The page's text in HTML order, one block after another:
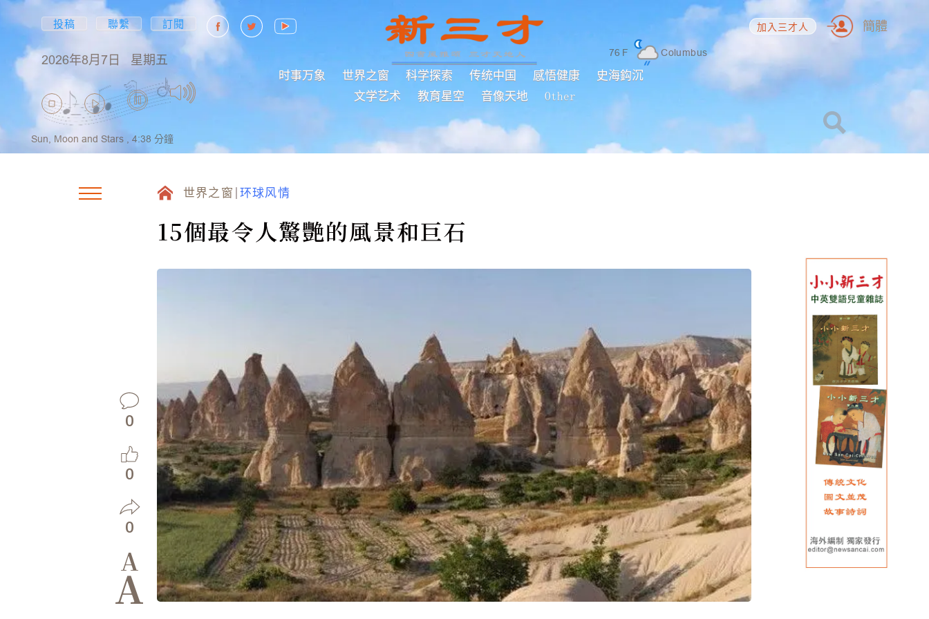
投稿 聯繫 訂閱
2026年8月7日 星期五 76 F Columbus
时事万象 世界之窗 科学探索 传统中国 感悟健康
史海鈎沉
文学艺术
教育星空 音像天地 Other
加入三才人 簡體
Sun, Moon and Stars , 4:38 分鐘
世界之窗 环球风情
15個最令人驚艷的風景和巨石
0
0
0
A
A